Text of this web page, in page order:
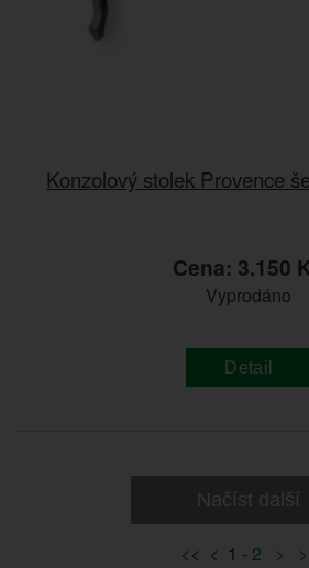
Konzolový stolek Provence
Cena: 3.150
Vyprodáno
Detail
Načíst další
<< < 1 - 2 >